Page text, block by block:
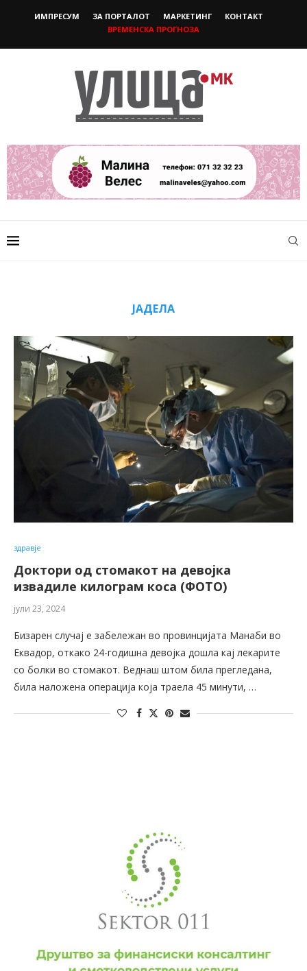
ИМПРЕСУМ ЗА ПОРТАЛОТ МАРКЕТИНГ
КОНТАКТ
ВРЕМЕНСКА ПРОГНОЗА
ЈАДЕЛА
здравје
Доктори од стомакот на девојка
извадиле килограм коса (ФОТО)
јули 23, 2024
Бизарен случај е забележан во провинцијата Манаби во
Еквадор, откако 24-годишна девојка дошла кај лекарите
со болки во стомакот. Веднаш штом била прегледана,
била наложена операција која траела 45 минути, …